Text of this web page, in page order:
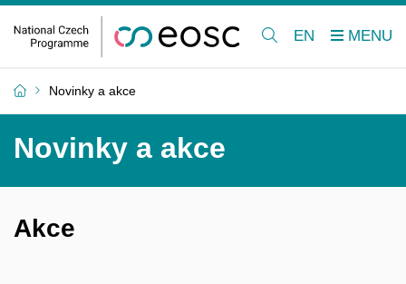
EN
Novinky a akce
Novinky a akce
Akce